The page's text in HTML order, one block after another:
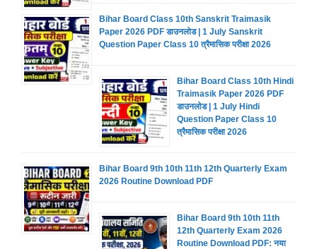
Bihar Board Class 10th Sanskrit Traimasik
Paper 2026 PDF डाउनलोड | 1 July Sanskrit
Question Paper Class 10 त्रैमासिक परीक्षा 2026
Bihar Board Class 10th Hindi
Traimasik Paper 2026 PDF
डाउनलोड | 1 July Hindi
Question Paper Class 10
त्रैमासिक परीक्षा 2026
Bihar Board 9th 10th 11th 12th Quarterly Exam
2026 Routine Download PDF
Bihar Board 9th 10th 11th
12th Quarterly Exam 2026
Routine Download PDF: नया